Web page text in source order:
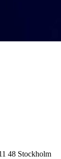
48 Stockholm